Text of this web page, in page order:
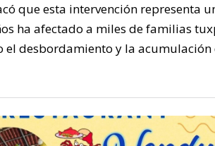
que esta intervención representa
ha afectado a miles de familias
desbordamiento y la